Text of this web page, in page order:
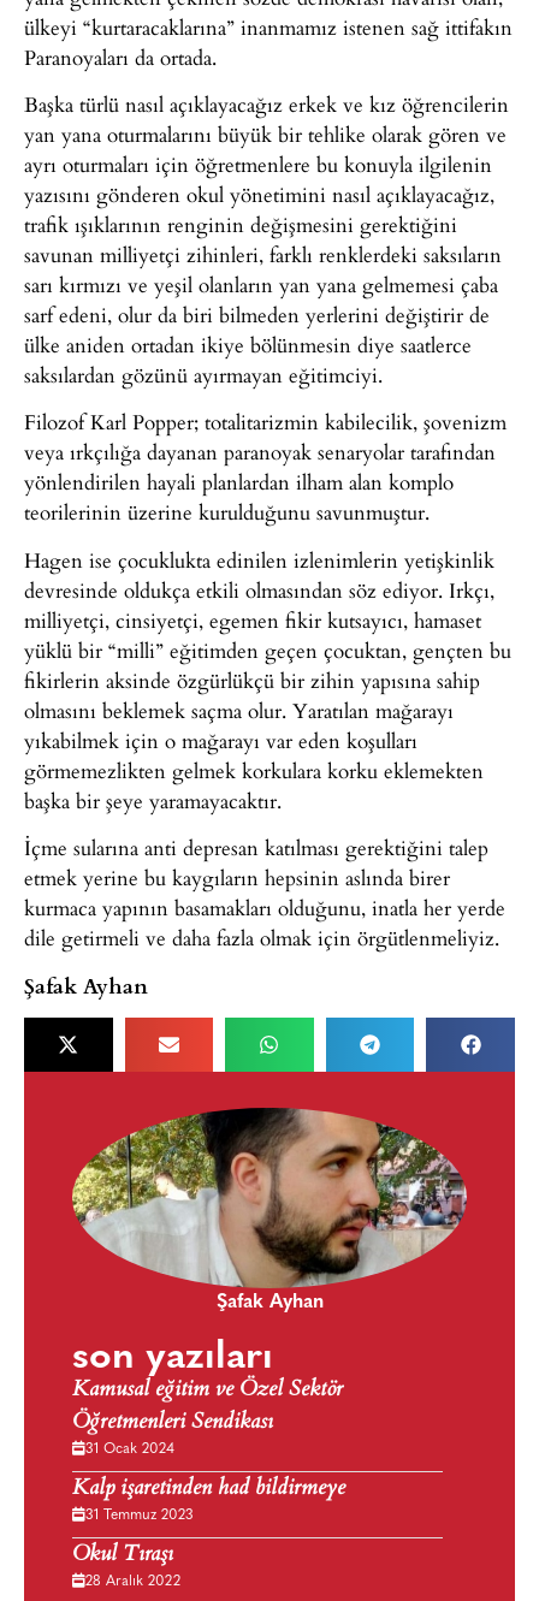
ülkeyi “kurtaracaklarına” inanmamız istenen sağ ittifakın
Paranoyaları da ortada.
Başka türlü nasıl açıklayacağız erkek ve kız öğrencilerin
yan yana oturmalarını büyük bir tehlike olarak gören ve
ayrı oturmaları için öğretmenlere bu konuyla ilgilenin
yazısını gönderen okul yönetimini nasıl açıklayacağız,
trafik ışıklarının renginin değişmesini gerektiğini
savunan milliyetçi zihinleri, farklı renklerdeki saksıların
sarı kırmızı ve yeşil olanların yan yana gelmemesi çaba
sarf edeni, olur da biri bilmeden yerlerini değiştirir de
ülke aniden ortadan ikiye bölünmesin diye saatlerce
saksılardan gözünü ayırmayan eğitimciyi.
Filozof Karl Popper; totalitarizmin kabilecilik, şovenizm
veya ırkçılığa dayanan paranoyak senaryolar tarafından
yönlendirilen hayali planlardan ilham alan komplo
teorilerinin üzerine kurulduğunu savunmuştur.
Hagen ise çocuklukta edinilen izlenimlerin yetişkinlik
devresinde oldukça etkili olmasından söz ediyor. Irkçı,
milliyetçi, cinsiyetçi, egemen fikir kutsayıcı, hamaset
yüklü bir “milli” eğitimden geçen çocuktan, gençten bu
fikirlerin aksinde özgürlükçü bir zihin yapısına sahip
olmasını beklemek saçma olur. Yaratılan mağarayı
yıkabilmek için o mağarayı var eden koşulları
görmemezlikten gelmek korkulara korku eklemekten
başka bir şeye yaramayacaktır.
İçme sularına anti depresan katılması gerektiğini talep
etmek yerine bu kaygıların hepsinin aslında birer
kurmaca yapının basamakları olduğunu, inatla her yerde
dile getirmeli ve daha fazla olmak için örgütlenmeliyiz.
Şafak Ayhan
Şafak Ayhan
son yazıları
Kamusal eğitim ve Özel Sektör
Öğretmenleri Sendikası
31 Ocak 2024
Kalp işaretinden had bildirmeye
31 Temmuz 2023
Okul Tıraşı
28 Aralık 2022